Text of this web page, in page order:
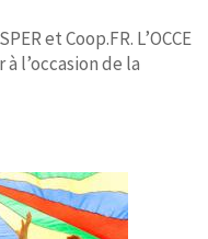
et Coop.FR. L’OCCE
l’occasion de la